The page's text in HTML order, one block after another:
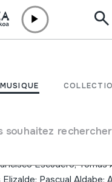
souhaitez rechercher
Fermin
Fermin Iriarte;
Escudero; Tomás
Pascual Aldabe;